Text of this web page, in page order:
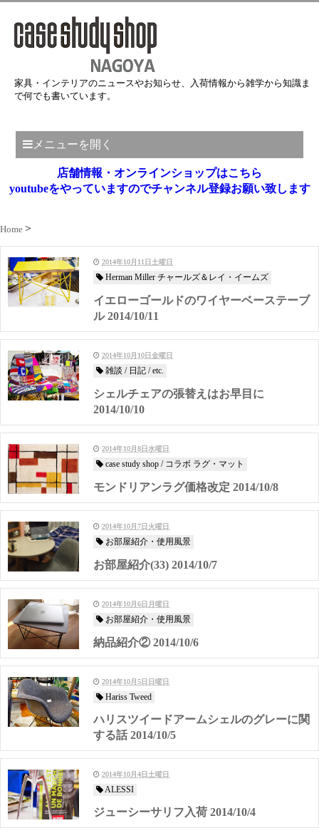
家具・インテリアのニュースやお知らせ、入荷情報から雑学から知識ま
で何でも書いています。
メニューを開く
店舗情報・オンラインショップはこちら
youtubeをやっていますのでチャンネル登録お願い致します
Home
2014年10月11日土曜日
Herman Miller チャールズ＆レイ・イームズ
イエローゴールドのワイヤーベーステーブ
ル 2014/10/11
2014年10月10日金曜日
雑談 / 日記 / etc.
シェルチェアの張替えはお早目に
2014/10/10
2014年10月8日水曜日
case study shop / コラボ ラグ・マット
モンドリアンラグ価格改定 2014/10/8
2014年10月7日火曜日
お部屋紹介・使用風景
お部屋紹介(33) 2014/10/7
2014年10月6日月曜日
お部屋紹介・使用風景
納品紹介② 2014/10/6
2014年10月5日日曜日
Hariss Tweed
ハリスツイードアームシェルのグレーに関
する話 2014/10/5
2014年10月4日土曜日
ALESSI
ジューシーサリフ入荷 2014/10/4